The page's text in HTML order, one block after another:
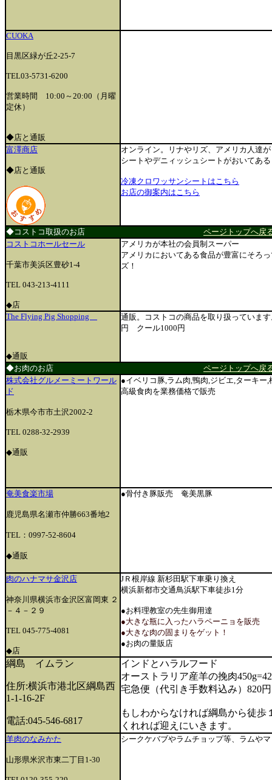
CUOKA
目黒区緑が丘2-25-7
TEL03-5731-6200
営業時間 10:00～20:00（月曜
定休）
◆店と通販
富澤商店
◆店と通販
オンライン。リナやリズ、アメリカ人達
シートやデニィッシュシートがおいてある
冷凍クロワッサンシートはこちら
お店の御案内はこちら
◆コストコ取扱のお店 ページトップへ戻
コストコホールセール
千葉市美浜区豊砂1-4
TEL 043-213-4111
◆店
アメリカが本社の会員制スーパー
アメリカにおいてある食品が豊富にそろ
ズ！
The Flying Pig Shopping
◆通販
通販。コストコの商品を取り扱っていま
円 クール1000円
◆お肉のお店 ページトップへ戻
株式会社グルメーミートワール
ド
栃木県今市市土沢2002-2
TEL 0288-32-2939
◆通販
●イベリコ豚,ラム肉,鴨肉,ジビエ,ターキー
高級食肉を業務価格で販売
奄美食楽市場
鹿児島県名瀬市仲勝663番地2
TEL：0997-52-8604
◆通販
●骨付き豚販売 奄美黒豚
肉のハナマサ金沢店
神奈川県横浜市金沢区富岡東 ２
－４－２９
TEL 045-775-4081
◆店
JＲ根岸線 新杉田駅下車乗り換え
横浜新都市交通鳥浜駅下車徒歩1分
●お料理教室の先生御用達
●大きな瓶に入ったハラペーニョを販売
●大きな肉の固まりをゲット！
●お肉の量販店
綱島 イムラン
住所:横浜市港北区綱島西
1-1-16-2F
電話:045-546-6817
インドとハラルフード
オーストラリア産羊の挽肉
宅急便（代引き手数料込み）820円
もしわからなければ綱島から徒歩
くれれば迎えにいきます。
羊肉のなみかた
山形県米沢市東二丁目1-30
シークケバブやラムチョップ等、ラムや